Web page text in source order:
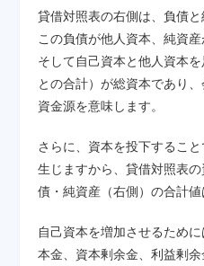
貸借対照表の右側は、負債と
この負債が他人資本、純資
そして自己資本と他人資本
との合計）が総資本であり
資金源を意味します。
さらに、資本を投下するこ
生じますから、貸借対照表
債・純資産（右側）の合計値
自己資本を増加させるため
本金、資本剰余金、利益剰